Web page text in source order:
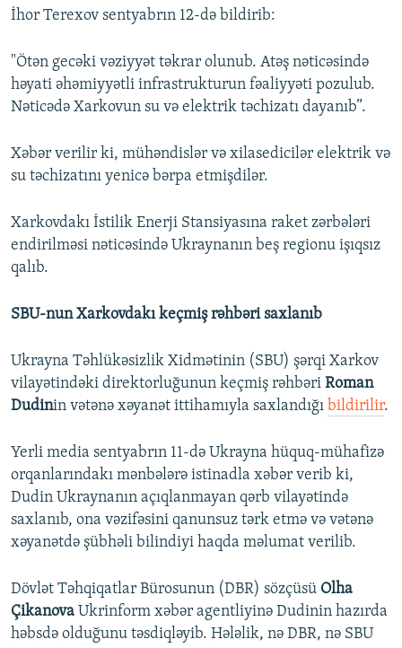
İhor Terexov sentyabrın 12-də bildirib:
"Ötən gecəki vəziyyət təkrar olunub. Atəş nəticəsində
həyati əhəmiyyətli infrastrukturun fəaliyyəti pozulub.
Nəticədə Xarkovun su və elektrik təchizatı dayanıb”.
Xəbər verilir ki, mühəndislər və xilasedicilər elektrik və
su təchizatını yenicə bərpa etmişdilər.
Xarkovdakı İstilik Enerji Stansiyasına raket zərbələri
endirilməsi nəticəsində Ukraynanın beş regionu işıqsız
qalıb.
SBU-nun Xarkovdakı keçmiş rəhbəri saxlanıb
Ukrayna Təhlükəsizlik Xidmətinin (SBU) şərqi Xarkov
vilayətindəki direktorluğunun keçmiş rəhbəri Roman
Dudinin vətənə xəyanət ittihamıyla saxlandığı bildirilir.
Yerli media sentyabrın 11-də Ukrayna hüquq-mühafizə
orqanlarındakı mənbələrə istinadla xəbər verib ki,
Dudin Ukraynanın açıqlanmayan qərb vilayətində
saxlanıb, ona vəzifəsini qanunsuz tərk etmə və vətənə
xəyanətdə şübhəli bilindiyi haqda məlumat verilib.
Dövlət Təhqiqatlar Bürosunun (DBR) sözçüsü Olha
Çikanova Ukrinform xəbər agentliyinə Dudinin hazırda
həbsdə olduğunu təsdiqləyib. Hələlik, nə DBR, nə SBU